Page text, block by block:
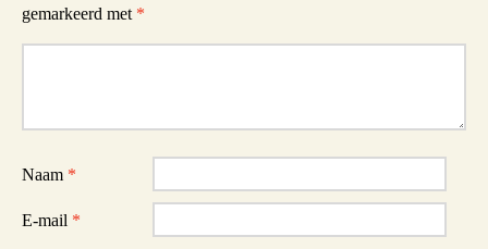
gemarkeerd met *
Naam *
E-mail *